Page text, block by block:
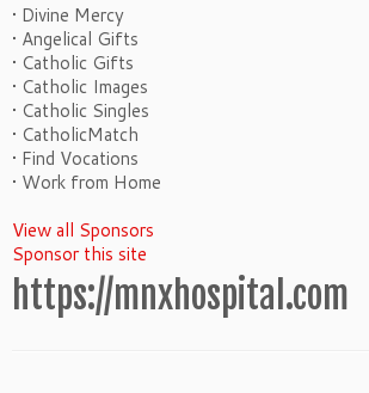
• Divine Mercy
• Angelical Gifts
• Catholic Gifts
• Catholic Images
• Catholic Singles
• CatholicMatch
• Find Vocations
• Work from Home
View all Sponsors
Sponsor this site
https://mnxhospital.com